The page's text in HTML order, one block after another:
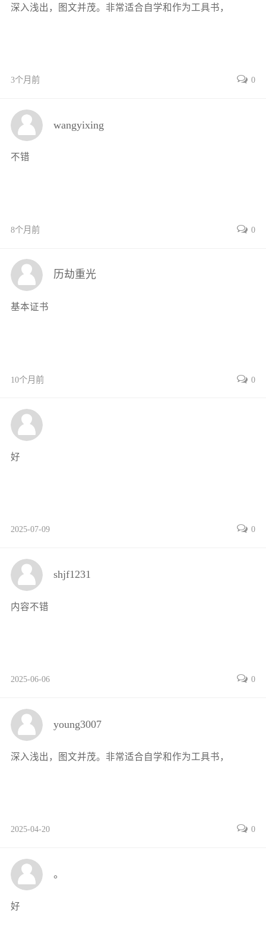
第3章 电气控制与机床电路 46
任务3-1 机械动力头控制线路的设计与接线 47
附2 机床电气控制线路测绘考核评分表 54
3.2 机床电气控制电路的分析与维修 55
实训四 机床电路故障排除模块 59
任务3-3 X62W型万能铣床电气控制电路故障的检查与
3.2.3 20/5t桥式起重机的主要结构和电气控制电路 69
附3 机床电气控制电路故障检查、分析与排除评分表
第4章 可编程序控制器的综合应用 73
4.2.2 三菱PLC的边沿检测指令 75
4.3 步进顺控指令 77
4.3.1 三菱FX-PLC顺序功能图简介 77
4.3.3 西门子S7-PLC顺序控制指令说明 80
4.4.3 常用的西门子S7-1200功能指令简介 85
实训五 PLC操作技能应用模块 89
任务4-1 PLC控制交流异步电动机双速自动变速电路的
任务4-2 PLC控制三台电动机顺序起停的设计、安装与
任务4-4 PLC控制多种液体混合系统的设计、安装与调
任务4-5 PLC控制简易机械手的设计、安装与调试 109
任务4-6 自动洗衣机PLC控制系统的设计、安装与调试
任务4-7 机械动力头PLC控制系统的设计、安装与调试
任务4-9 花样喷泉PLC控制系统的设计、安装与调试
附4 PLC控制系统设计、安装与调试评分表 136
任务4-10 步进电动机驱动系统的安装与调试 137
控制 140
深入浅出，图文并茂。非常适合自学和作为工具书，
3个月前 0
wangyixing
不错
8个月前 0
历劫重光
基本证书
10个月前 0
好
2025-07-09 0
shjf1231
内容不错
2025-06-06 0
young3007
深入浅出，图文并茂。非常适合自学和作为工具书，
2025-04-20 0
。
好